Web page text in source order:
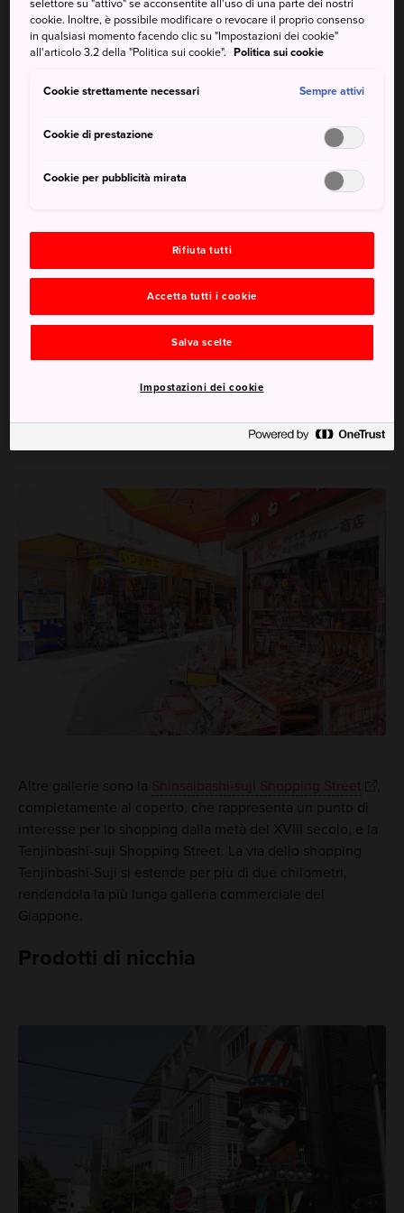
Gallerie specializzate nello
shopping
Le shotengai di Osaka, o gallerie dello shopping, sono una
delle caratteristiche distintive della città. Osaka è
comunemente indicata come "la cucina del Giappone" e in
nessun luogo questo è più evidente che nella
Sennichimae Doguya-suji Shopping Street, una strada che
vende principalmente casalinghi e utensili da cucina. Non
galleria che vende di tutto, dai ricci di mare alle fragole.
Altre gallerie sono la Shinsaibashi-suji Shopping Street
completamente al coperto, che rappresenta un punto di
interesse per lo shopping dalla metà del XVIII secolo, e la
Tenjinbashi-suji Shopping Street. La via dello shopping
Tenjinbashi-Suji si estende per più di due chilometri,
rendendola la più lunga galleria commerciale del
Giappone.
Prodotti di nicchia
selettore su "attivo" se acconsentite all'uso di una parte dei nostri
cookie. Inoltre, è possibile modificare o revocare il proprio consenso
in qualsiasi momento facendo clic su "Impostazioni dei cookie"
all'articolo 3.2 della "Politica sui cookie". Politica sui cookie
Cookie strettamente necessari Sempre attivi
Cookie di prestazione
Cookie per pubblicità mirata
Rifiuta tutti
Accetta tutti i cookie
Salva scelte
Impostazioni dei cookie